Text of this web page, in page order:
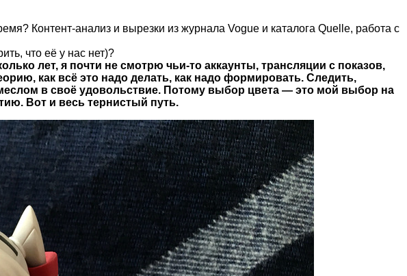
Контент-анализ и вырезки из журнала Vogue и каталога Quelle, работа с
что её у нас нет)?
лет, я почти не смотрю чьи-то аккаунты, трансляции с показов,
как всё это надо делать, как надо формировать. Следить,
в своё удовольствие. Потому выбор цвета — это мой выбор на
Вот и весь тернистый путь.